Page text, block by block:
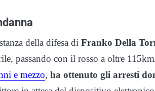
della difesa di Franko Della
passando con il rosso a oltre
e mezzo, ha ottenuto gli arresti